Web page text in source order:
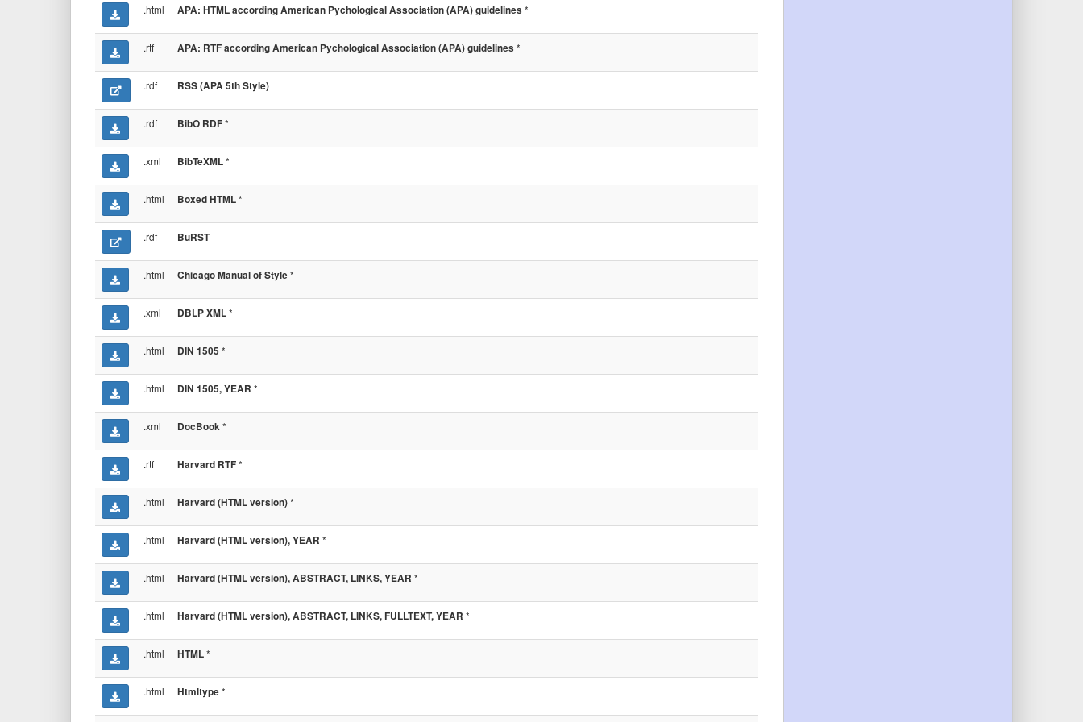
.html APA: HTML according American Pychological Association (APA) guidelines *
.rtf APA: RTF according American Pychological Association (APA) guidelines *
.rdf RSS (APA 5th Style)
.rdf BibO RDF*
.xml BibTeXML*
.html Boxed HTML*
.rdf BuRST
.html Chicago Manual of Style*
.xml DBLP XML*
.html DIN 1505 *
.html DIN 1505, YEAR *
.xml DocBook*
.rtf Harvard RTF*
.html Harvard (HTML version)*
.html Harvard (HTML version), YEAR *
.html Harvard (HTML version), ABSTRACT, LINKS, YEAR *
.html Harvard (HTML version), ABSTRACT, LINKS, FULLTEXT, YEAR *
.html HTML*
.html Htmltype*